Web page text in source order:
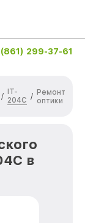
299-37-61
/
IT-
204C / Ремонт
оптики
в